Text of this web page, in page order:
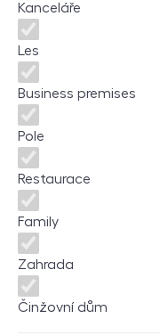
Kanceláře
Les
Business premises
Pole
Restaurace
Family
Zahrada
Činžovní dům